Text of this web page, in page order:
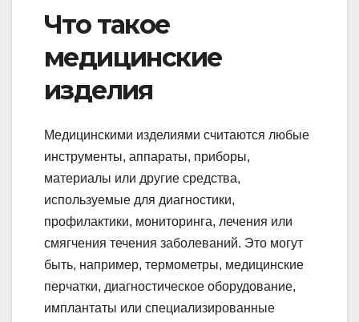
Что такое
медицинские
изделия
Медицинскими изделиями считаются любые
инструменты, аппараты, приборы,
материалы или другие средства,
используемые для диагностики,
профилактики, мониторинга, лечения или
смягчения течения заболеваний. Это могут
быть, например, термометры, медицинские
перчатки, диагностическое оборудование,
имплантаты или специализированные